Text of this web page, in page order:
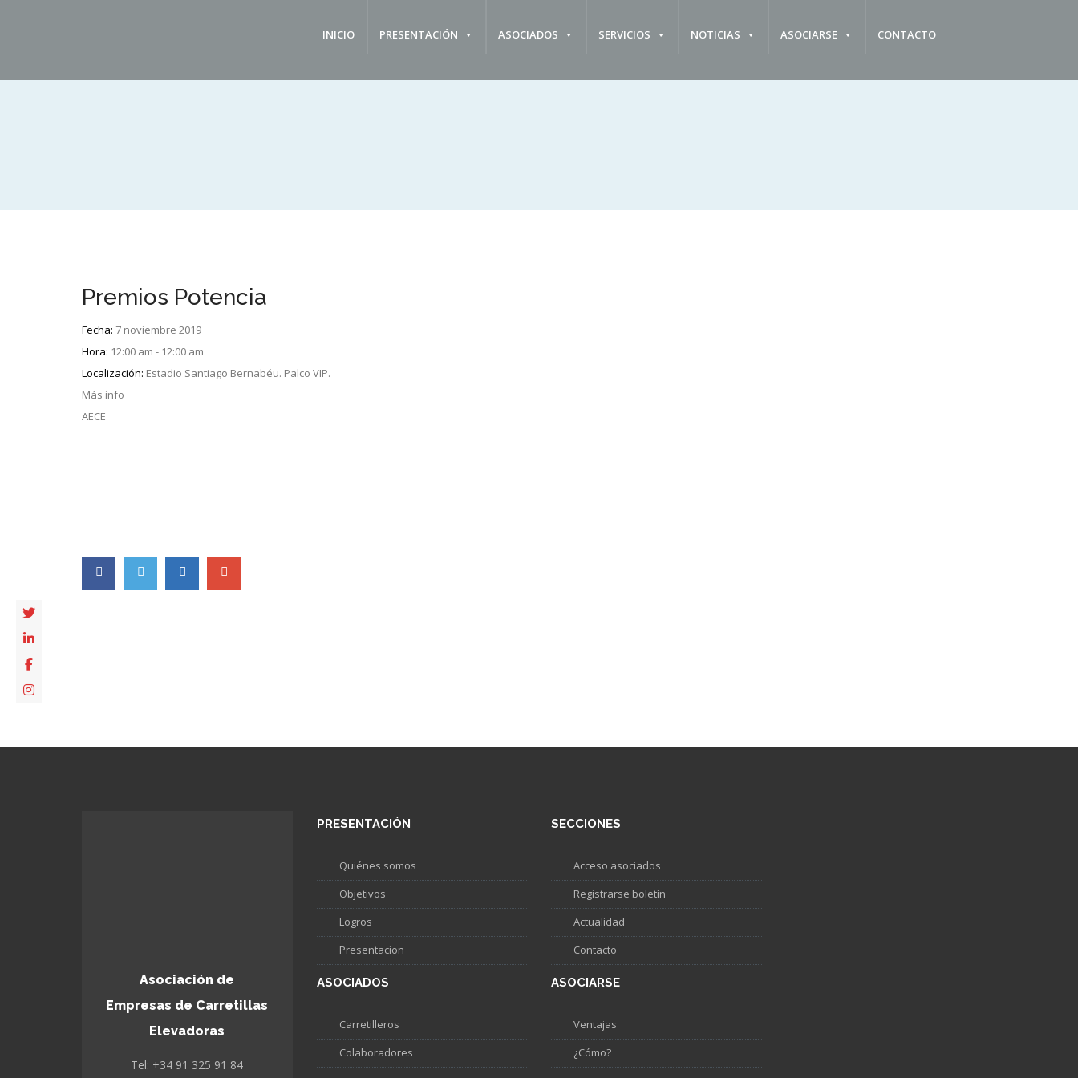
INICIO PRESENTACIÓN ASOCIADOS SERVICIOS NOTICIAS ASOCIARSE CONTACTO
Premios Potencia
Fecha: 7 noviembre 2019
Hora: 12:00 am - 12:00 am
Localización: Estadio Santiago Bernabéu. Palco VIP.
Más info
AECE
Asociación de
Empresas de Carretillas
Elevadoras
Tel: +34 91 325 91 84
PRESENTACIÓN
Quiénes somos
Objetivos
Logros
Presentacion
ASOCIADOS
Carretilleros
Colaboradores
SECCIONES
Acceso asociados
Registrarse boletín
Actualidad
Contacto
ASOCIARSE
Ventajas
¿Cómo?